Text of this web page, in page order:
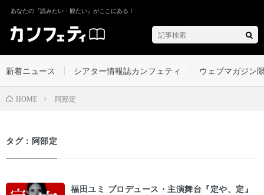
あなたの『読みたい・観たい』がここにある！
新着ニュース シアター情報誌カンフェティ ウェブマガジン
HOME 阿部定
タグ：阿部定
福田ユミ プロデュース・主演舞台『定や、定』